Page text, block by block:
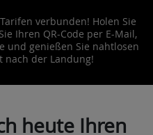
verbunden! Holen Sie
Ihren QR-Code per E-Mail,
und genießen Sie nahtlosen
nach der Landung!
heute Ihren